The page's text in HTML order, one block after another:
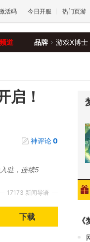
活码 今日开服 热门页游
道 品牌 游戏X博士
启！
神评论0
17173 新闻导语
驻，连续5
下载